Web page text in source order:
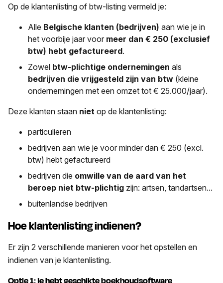
Op de klantenlisting of btw-listing vermeld je:
Alle Belgische klanten (bedrijven) aan wie je in
het voorbije jaar voor meer dan € 250 (exclusief
btw) hebt gefactureerd.
Zowel btw-plichtige ondernemingen als
bedrijven die vrijgesteld zijn van btw (kleine
ondernemingen met een omzet tot € 25.000/jaar).
Deze klanten staan niet op de klantenlisting:
particulieren
bedrijven aan wie je voor minder dan € 250 (excl.
btw) hebt gefactureerd
bedrijven die omwille van de aard van het
beroep niet btw-plichtig zijn: artsen, tandartsen...
buitenlandse bedrijven
Hoe klantenlisting indienen?
Er zijn 2 verschillende manieren voor het opstellen en
indienen van je klantenlisting.